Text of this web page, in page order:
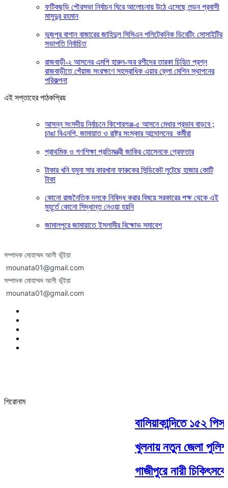
ফটিকছড়ি পৌরসভা নির্বাচন ঘিরে আলোচনায় উঠে এসেছে লন্ডন প্রবাসী
মাসুদুর রহমান
ভুজপুর বাগান বাজারের জাহিদুল সিসিএন পলিটেকনিক ডিবেটিং সোসাইটির
সভাপতি নির্বাচিত
রাজবাড়ী-২ আসনের এমপি হারুন-অর রশীদের তারকা চিহিৃত প্রশ্ন
রাজবাড়ীতে পেঁয়াজ সংরক্ষণে সহস্রাধিক এয়ার ফ্লো মেশিন স্থাপনের
পরিকল্পনা
এই সপ্তাহের পাঠকপ্রিয়
আসন্ন সংসদীয় নির্বাচনে কিশোরগঞ্জ-৫ আসনে মেধার প্রভাব বাড়বে ;
চাঙা বিএনপি, জামায়াত ও রাষ্ট্র সংস্কার আন্দোলনের কর্মীরা
প্রাথমিক ও গণশিক্ষা প্রতিমন্ত্রী জাকির হোসেনকে গ্রেফতার
টাকার খনি যমুনা সার কারখানা ফারুকের সিন্ডিকেট লুটেছে হাজার কোটি
টাকা
কোনো রাজনৈতিক দলকে নিষিদ্ধ করার বিষয়ে সরকারের পক্ষ থেকে এই
মুহূর্তে কোনো সিদ্ধান্ত নেওয়া হয়নি
জামালপুরে জামায়াতে ইসলামীর বিক্ষোভ সমাবেশ
সম্পাদক মোহাম্মদ আলী ভূঁইয়া
mounata01@gmail.com
সম্পাদক মোহাম্মদ আলী ভূঁইয়া
mounata01@gmail.com
শিরোনাম
বালিয়াকান্দিতে ১৫২
খুলনায় নতুন জেলা পুলিশ
গাজীপুরে নারী